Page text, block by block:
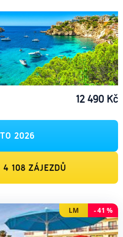
12 490 Kč
2026
4 108 ZÁJEZDŮ
LM -41 %